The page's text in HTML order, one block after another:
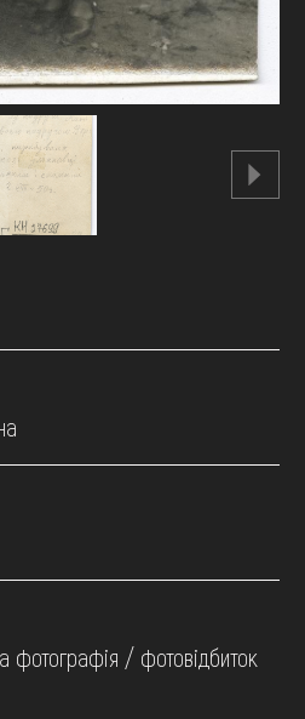
фотографія / фотовідбиток